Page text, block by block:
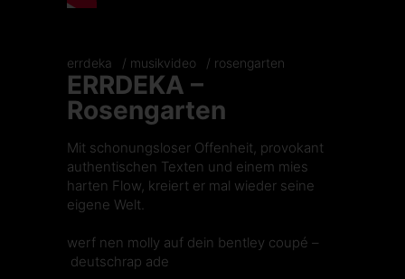
errdeka musikvideo rosengarten
ERRDEKA –
Rosengarten
Mit schonungsloser Offenheit, provokant
authentischen Texten und einem mies
harten Flow, kreiert er mal wieder seine
eigene Welt.
werf nen molly auf dein bentley coupé –
deutschrap ade